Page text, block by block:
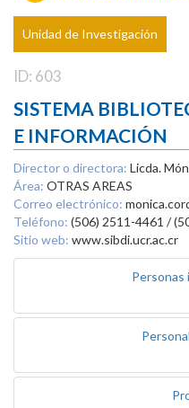
Unidad de Investigación
ID: 603
SISTEMA
E INFORMACIÓN
Director o directora: Licda.
Área: OTRAS AREAS
Correo electrónico:
Teléfono: (506) 2511-4461 /
Sitio web: www.sibdi.ucr.ac.cr
Personas